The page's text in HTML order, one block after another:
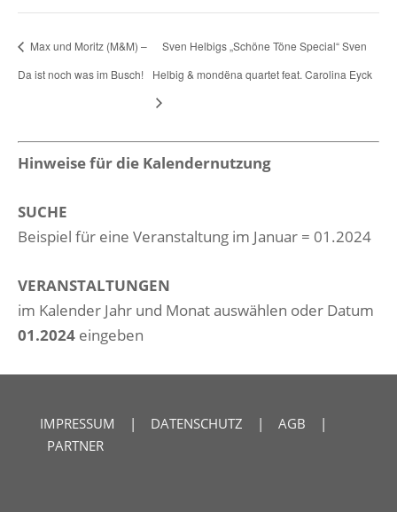
Max und Moritz (M&M) –
Da ist noch was im Busch!
Sven Helbigs „Schöne Töne Special“ Sven
Helbig & mondëna quartet feat. Carolina Eyck
Hinweise für die Kalendernutzung
SUCHE
Beispiel für eine Veranstaltung im Januar = 01.2024
VERANSTALTUNGEN
im Kalender Jahr und Monat auswählen oder Datum
01.2024 eingeben
IMPRESSUM | DATENSCHUTZ | AGB |
PARTNER